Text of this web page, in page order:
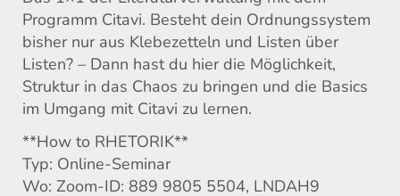
Programm Citavi. Besteht dein Ordnungssystem
bisher nur aus Klebezetteln und Listen über
Listen? – Dann hast du hier die Möglichkeit,
Struktur in das Chaos zu bringen und die Basics
im Umgang mit Citavi zu lernen.
**How to RHETORIK**
Typ: Online-Seminar
Wo: Zoom-ID: 889 9805 5504, LNDAH9